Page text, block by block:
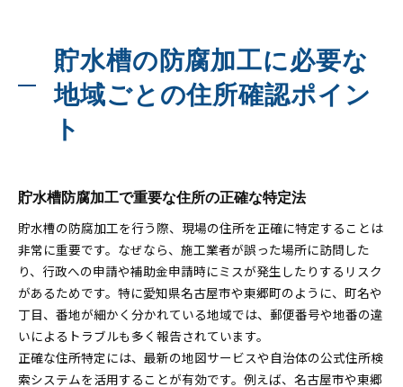
貯水槽の防腐加工に必要な
地域ごとの住所確認ポイン
ト
貯水槽防腐加工で重要な住所の正確な特定法
貯水槽の防腐加工を行う際、現場の住所を正確に特定することは
非常に重要です。なぜなら、施工業者が誤った場所に訪問した
り、行政への申請や補助金申請時にミスが発生したりするリスク
があるためです。特に愛知県名古屋市や東郷町のように、町名や
丁目、番地が細かく分かれている地域では、郵便番号や地番の違
いによるトラブルも多く報告されています。
正確な住所特定には、最新の地図サービスや自治体の公式住所検
索システムを活用することが有効です。例えば、名古屋市や東郷